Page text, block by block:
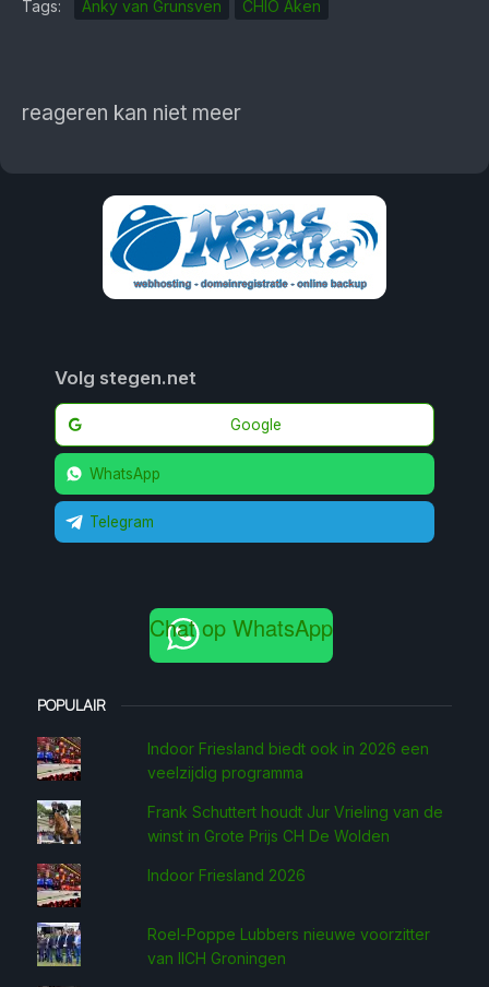
Tags: Anky van Grunsven CHIO Aken
reageren kan niet meer
Volg stegen.net
Google
WhatsApp
Telegram
Chat op WhatsApp
POPULAIR
Indoor Friesland biedt ook in 2026 een
veelzijdig programma
Frank Schuttert houdt Jur Vrieling van de
winst in Grote Prijs CH De Wolden
Indoor Friesland 2026
Roel-Poppe Lubbers nieuwe voorzitter
van IICH Groningen